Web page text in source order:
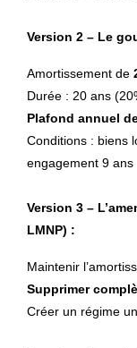
Version 2 – Le
Amortissement de
Durée : 20 ans
Plafond annuel
Conditions : biens
engagement 9 ans
Version 3 –
LMNP) :
Maintenir
Supprimer
Créer un régime